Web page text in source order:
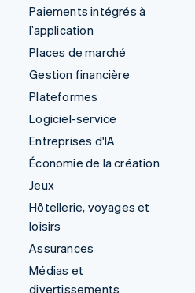
Paiements intégrés à
l’application
Places de marché
Gestion financière
Plateformes
Logiciel-service
Entreprises d'IA
Économie de la création
Jeux
Hôtellerie, voyages et
loisirs
Assurances
Médias et
divertissements